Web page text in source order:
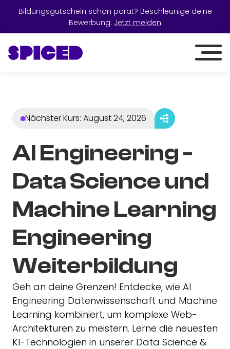
Bildungsgutschein schon parat? Beschleunige deine
Bewerbung: Jetzt melden
Nächster Kurs: August 24, 2026
AI Engineering -
Data Science und
Machine Learning
Engineering
Weiterbildung
Geh an deine Grenzen! Entdecke, wie AI
Engineering Datenwissenschaft und Machine
Learning kombiniert, um komplexe Web-
Architekturen zu meistern. Lerne die neuesten
KI-Technologien in unserer Data Science &